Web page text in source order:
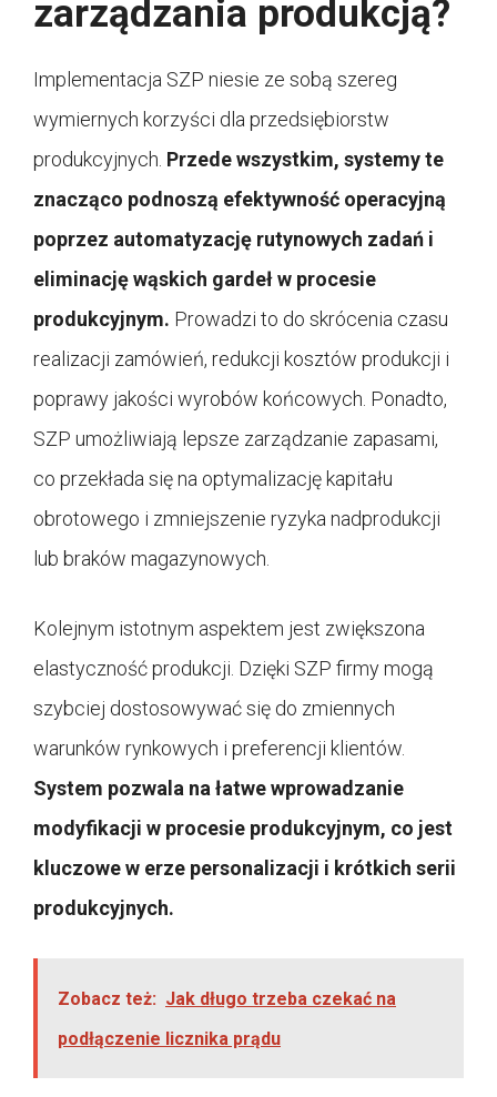
zarządzania produkcją?
Implementacja SZP niesie ze sobą szereg
wymiernych korzyści dla przedsiębiorstw
produkcyjnych. Przede wszystkim, systemy te
znacząco podnoszą efektywność operacyjną
poprzez automatyzację rutynowych zadań i
eliminację wąskich gardeł w procesie
produkcyjnym. Prowadzi to do skrócenia czasu
realizacji zamówień, redukcji kosztów produkcji i
poprawy jakości wyrobów końcowych. Ponadto,
SZP umożliwiają lepsze zarządzanie zapasami,
co przekłada się na optymalizację kapitału
obrotowego i zmniejszenie ryzyka nadprodukcji
lub braków magazynowych.
Kolejnym istotnym aspektem jest zwiększona
elastyczność produkcji. Dzięki SZP firmy mogą
szybciej dostosowywać się do zmiennych
warunków rynkowych i preferencji klientów.
System pozwala na łatwe wprowadzanie
modyfikacji w procesie produkcyjnym, co jest
kluczowe w erze personalizacji i krótkich serii
produkcyjnych.
Zobacz też: Jak długo trzeba czekać na
podłączenie licznika prądu